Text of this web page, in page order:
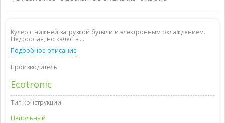
Кулер с нижней загрузкой бутыли и электронным охлаждением.
Недорогая, но качеств ...
Подробное описание
Производитель
Ecotronic
Тип конструкции
Напольный